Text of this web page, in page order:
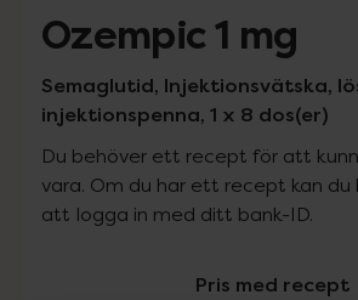
Ozempic 1 mg
Semaglutid, Injektionsvätska,
injektionspenna, 1 x 8 dos(er)
Du behöver ett recept för att
vara. Om du har ett recept kan
att logga in med ditt bank-ID.
Pris med recept